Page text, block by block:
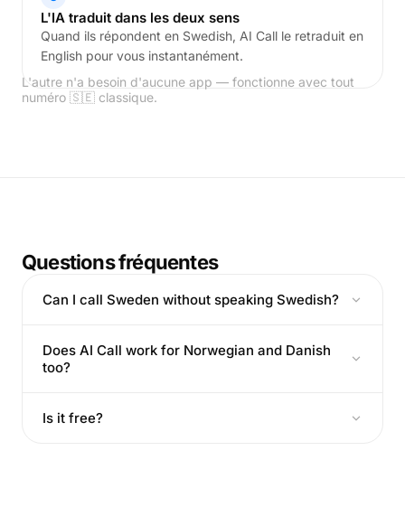
L'IA traduit dans les deux sens
Quand ils répondent en Swedish, AI Call le retraduit en
English pour vous instantanément.
L'autre n'a besoin d'aucune app — fonctionne avec tout
numéro 🇸🇪 classique.
Questions fréquentes
Can I call Sweden without speaking Swedish?
Does AI Call work for Norwegian and Danish
too?
Is it free?